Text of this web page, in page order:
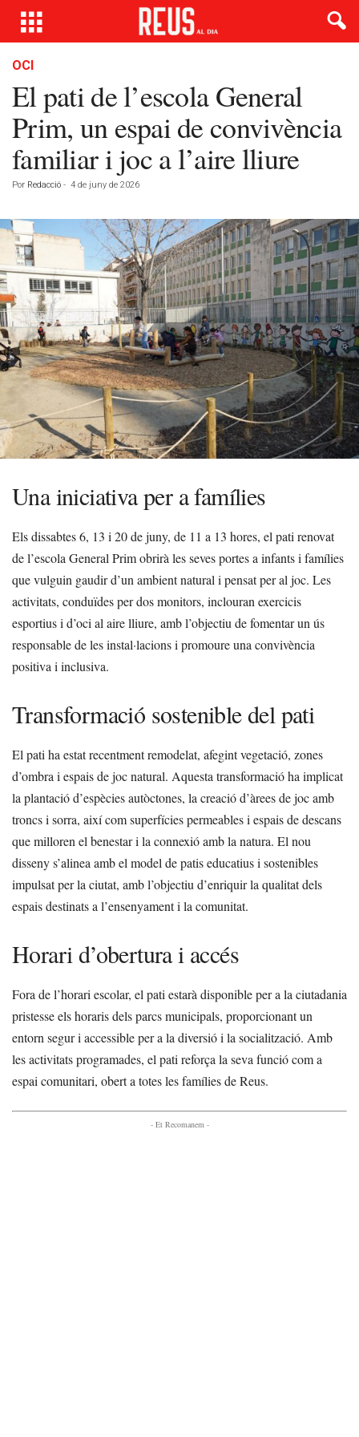
OCI
El pati de l’escola General
Prim, un espai de convivència
familiar i joc a l’aire lliure
Por Redacció - 4 de juny de 2026
Una iniciativa per a famílies
Els dissabtes 6, 13 i 20 de juny, de 11 a 13 hores, el pati renovat
de l’escola General Prim obrirà les seves portes a infants i famílies
que vulguin gaudir d’un ambient natural i pensat per al joc. Les
activitats, conduïdes per dos monitors, inclouran exercicis
esportius i d’oci al aire lliure, amb l’objectiu de fomentar un ús
responsable de les instal·lacions i promoure una convivència
positiva i inclusiva.
Transformació sostenible del pati
El pati ha estat recentment remodelat, afegint vegetació, zones
d’ombra i espais de joc natural. Aquesta transformació ha implicat
la plantació d’espècies autòctones, la creació d’àrees de joc amb
troncs i sorra, així com superfícies permeables i espais de descans
que milloren el benestar i la connexió amb la natura. El nou
disseny s’alinea amb el model de patis educatius i sostenibles
impulsat per la ciutat, amb l’objectiu d’enriquir la qualitat dels
espais destinats a l’ensenyament i la comunitat.
Horari d’obertura i accés
Fora de l’horari escolar, el pati estarà disponible per a la ciutadania
pristesse els horaris dels parcs municipals, proporcionant un
entorn segur i accessible per a la diversió i la socialització. Amb
les activitats programades, el pati reforça la seva funció com a
espai comunitari, obert a totes les famílies de Reus.
- Et Recomanem -